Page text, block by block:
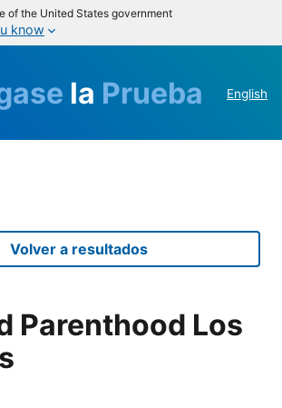
of the United States government
know
la Prueba English
Volver a resultados
Parenthood Los